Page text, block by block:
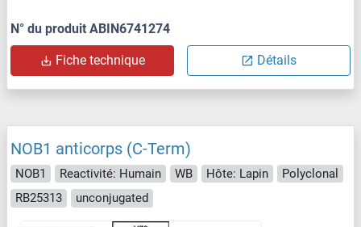
N° du produit ABIN6741274
Fiche technique Détails
NOB1 anticorps (C-Term)
NOB1 Reactivité: Humain WB Hôte: Lapin
Polyclonal
RB25313
unconjugated